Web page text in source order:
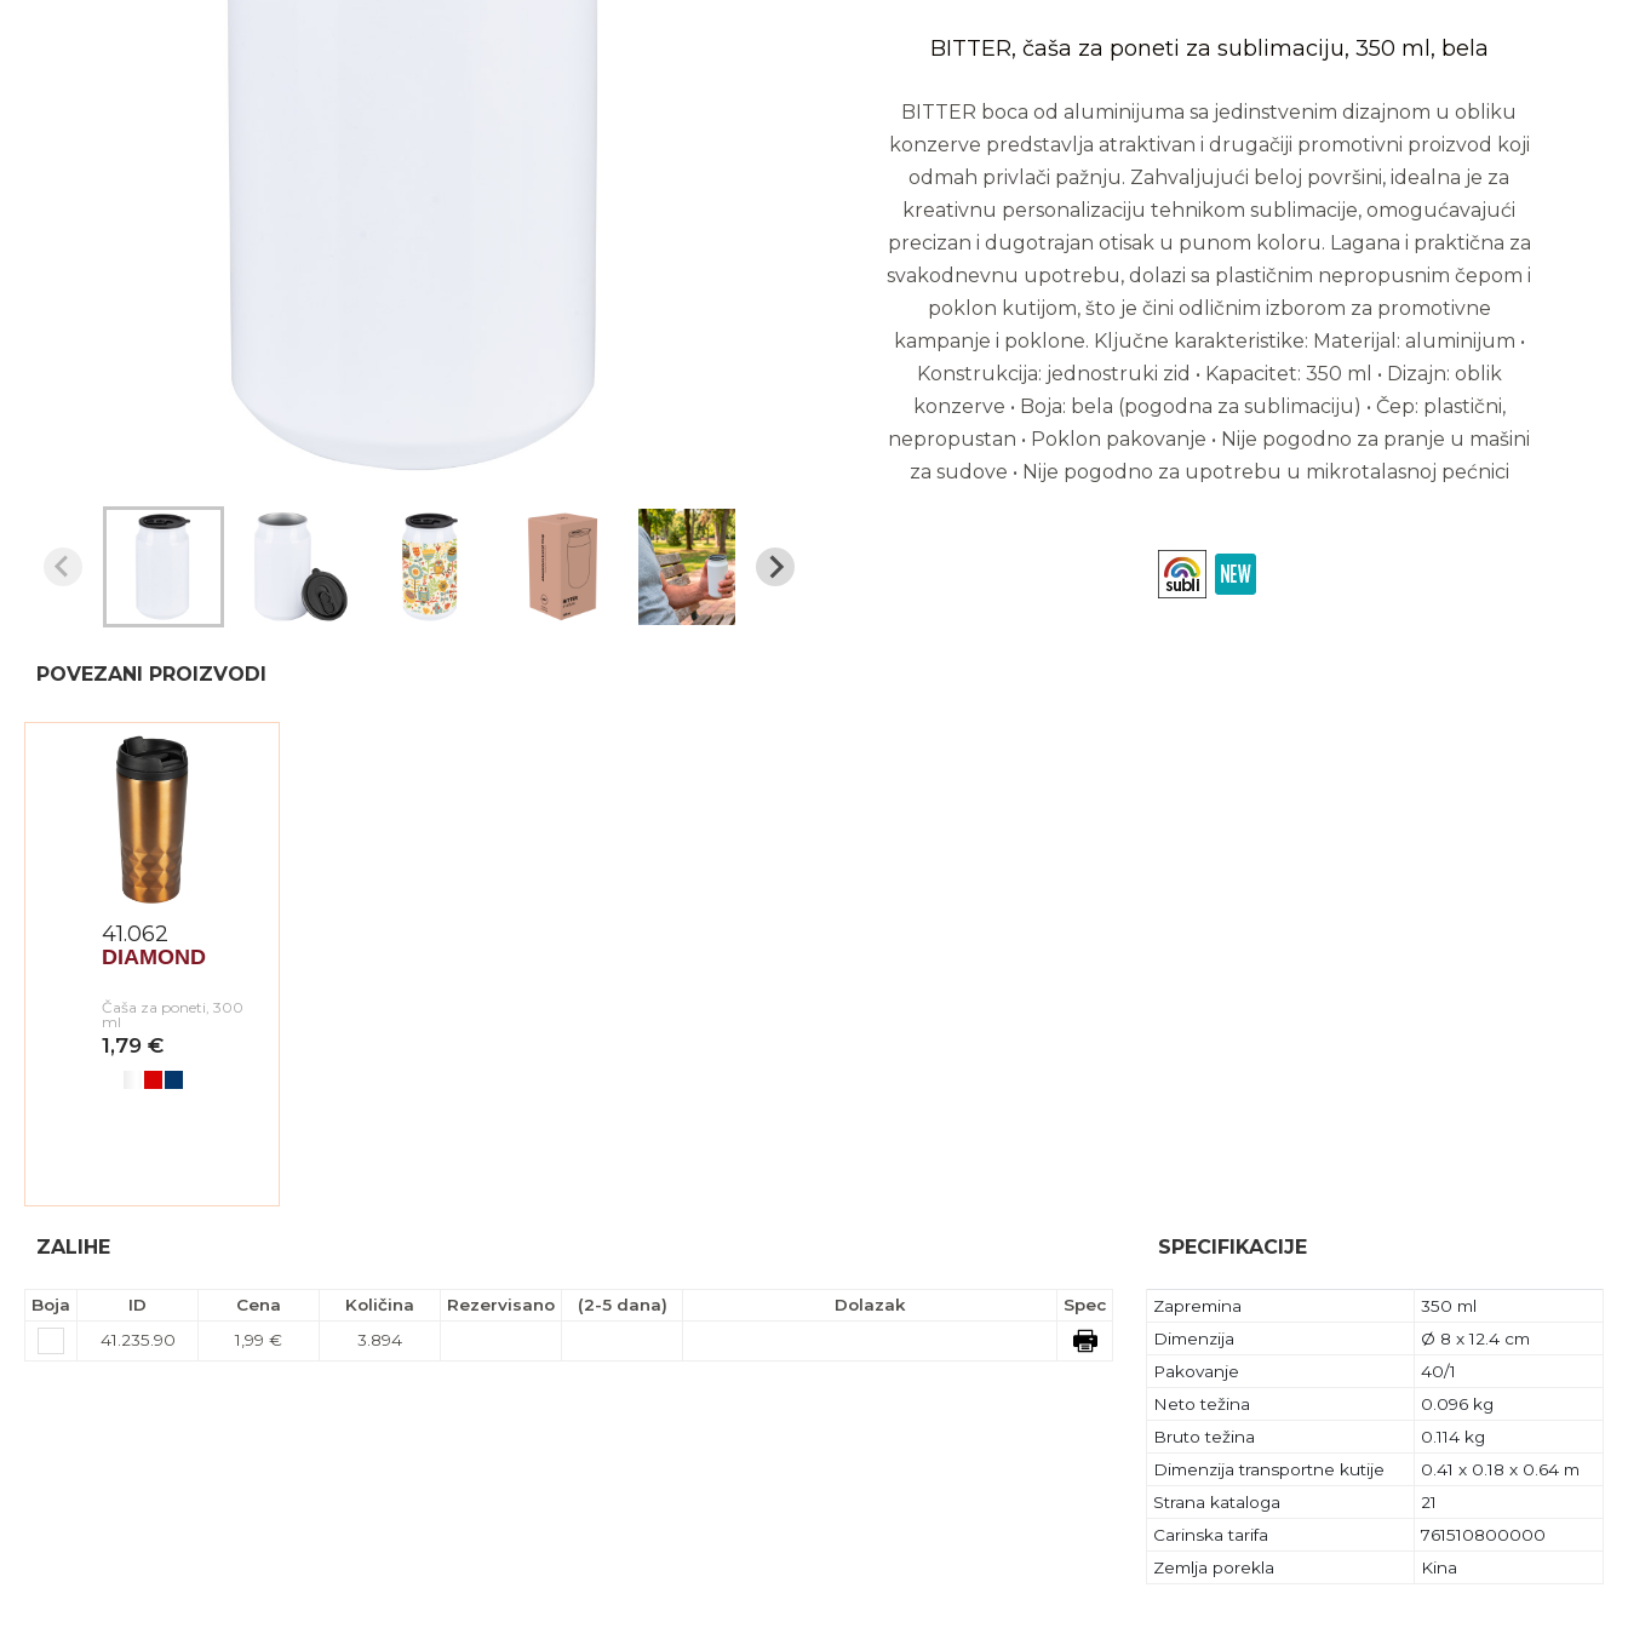
BITTER, čaša za poneti za sublimaciju, 350 ml, bela
BITTER boca od aluminijuma sa jedinstvenim dizajnom u obliku
konzerve predstavlja atraktivan i drugačiji promotivni proizvod koji
odmah privlači pažnju. Zahvaljujući beloj površini, idealna je za
kreativnu personalizaciju tehnikom sublimacije, omogućavajući
precizan i dugotrajan otisak u punom koloru. Lagana i praktična za
svakodnevnu upotrebu, dolazi sa plastičnim nepropusnim čepom i
poklon kutijom, što je čini odličnim izborom za promotivne
kampanje i poklone. Ključne karakteristike: Materijal: aluminijum •
Konstrukcija: jednostruki zid • Kapacitet: 350 ml • Dizajn: oblik
konzerve • Boja: bela (pogodna za sublimaciju) • Čep: plastični,
nepropustan • Poklon pakovanje • Nije pogodno za pranje u mašini
za sudove • Nije pogodno za upotrebu u mikrotalasnoj pećnici
POVEZANI PROIZVODI
41.062
DIAMOND
Čaša za poneti, 300
ml
1,79 €
ZALIHE
Boja ID Cena Količina Rezervisano (2-5 dana) Dolazak
Spec
41.235.90
1,99 € 3.894
SPECIFIKACIJE
Zapremina
350 ml
Dimenzija
Ø 8 x 12.4 cm
Pakovanje
40/1
Neto težina
0.096 kg
Bruto težina
0.114 kg
Dimenzija transportne kutije
0.41 x 0.18 x 0.64 m
Strana kataloga
21
Carinska tarifa
761510800000
Zemlja porekla
Kina